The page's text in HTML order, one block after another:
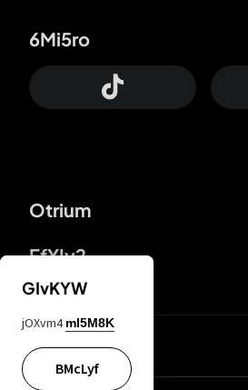
Otrium
FfYIy2
6Mi5ro
Lj7sBL
GIvKYW
jOXvm4 mI5M8K
BMcLyf